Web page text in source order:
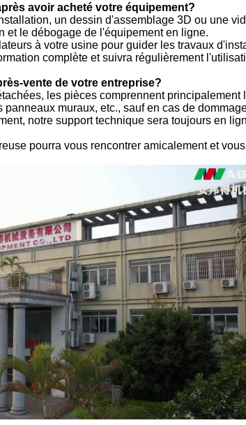
avoir acheté votre équipement?
un dessin d'assemblage 3D ou une
et le débogage de l'équipement en ligne.
à votre usine pour guider les travaux
complète et suivra régulièrement
vente de votre entreprise?
les pièces comprennent
muraux, etc., sauf en cas de
notre support technique sera toujours en
pourra vous rencontrer amicalement et